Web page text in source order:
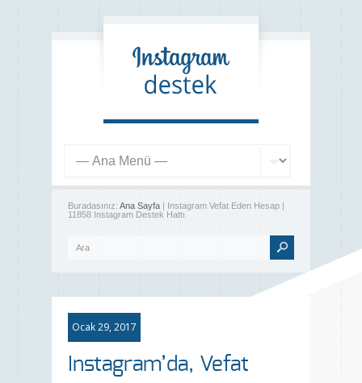
Buradasınız: Ana Sayfa | Instagram Vefat Eden Hesap |
11858 Instagram Destek Hattı
Ocak 29, 2017
Instagram’da, Vefat